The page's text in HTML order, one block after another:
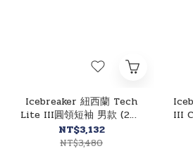
Icebreaker 紐西蘭 Tech
Lite III圓領短袖 男款 (2色)
10IB0A57FM
NT$3,132
NT$3,480
III